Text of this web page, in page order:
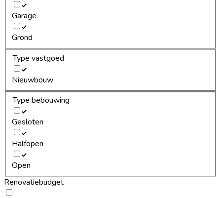
Garage
Grond
Type vastgoed
Nieuwbouw
Type bebouwing
Gesloten
Halfopen
Open
Renovatiebudget